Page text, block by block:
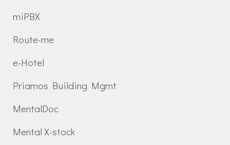
miPBX
Route-me
e-Hotel
Priamos Building Mgmt
MentalDoc
Mental X-stock